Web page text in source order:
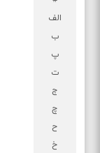
الف
ب
پ
ت
ج
چ
ح
خ